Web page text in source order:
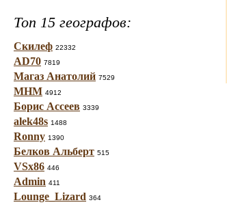
Топ 15 географов:
Скилеф 22332
AD70 7819
Магаз Анатолий 7529
МНМ 4912
Борис Ассеев 3339
alek48s 1488
Ronny 1390
Белков Альберт 515
VSx86 446
Admin 411
Lounge_Lizard 364